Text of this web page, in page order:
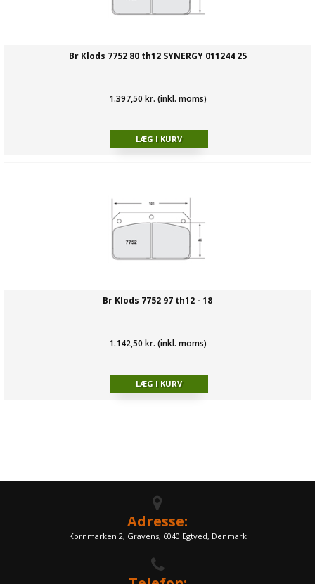
Br Klods 7752 80 th12 SYNERGY 011244 25
1.397,50 kr. (inkl. moms)
Br Klods 7752 97 th12 - 18
1.142,50 kr. (inkl. moms)
Adresse:
Kornmarken 2, Gravens, 6040 Egtved, Denmark